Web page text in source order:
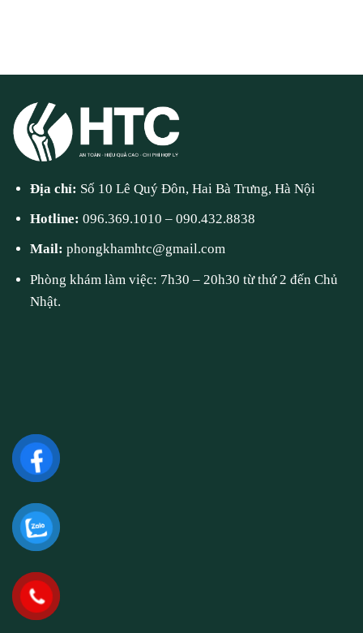
Địa chỉ: Số 10 Lê Quý Đôn, Hai Bà Trưng, Hà Nội
Hotline:096.369.1010 –090.432.8838
Mail:phongkhamhtc@gmail.com
Phòng khám làm việc: 7h30 – 20h30 từ thứ 2 đến Chủ
Nhật.